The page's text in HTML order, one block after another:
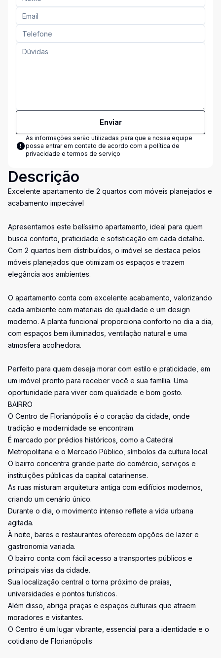
Enviar
As informações serão utilizadas para que a nossa equipe
possa entrar em contato de acordo com a política de
privacidade e termos de serviço
Descrição
Excelente apartamento de 2 quartos com móveis planejados e
acabamento impecável
Apresentamos este belíssimo apartamento, ideal para quem
busca conforto, praticidade e sofisticação em cada detalhe.
Com 2 quartos bem distribuídos, o imóvel se destaca pelos
móveis planejados que otimizam os espaços e trazem
elegância aos ambientes.
O apartamento conta com excelente acabamento, valorizando
cada ambiente com materiais de qualidade e um design
moderno. A planta funcional proporciona conforto no dia a dia,
com espaços bem iluminados, ventilação natural e uma
atmosfera acolhedora.
Perfeito para quem deseja morar com estilo e praticidade, em
um imóvel pronto para receber você e sua família. Uma
oportunidade para viver com qualidade e bom gosto.
BAIRRO
O Centro de Florianópolis é o coração da cidade, onde
tradição e modernidade se encontram.
É marcado por prédios históricos, como a Catedral
Metropolitana e o Mercado Público, símbolos da cultura local.
O bairro concentra grande parte do comércio, serviços e
instituições públicas da capital catarinense.
As ruas misturam arquitetura antiga com edifícios modernos,
criando um cenário único.
Durante o dia, o movimento intenso reflete a vida urbana
agitada.
À noite, bares e restaurantes oferecem opções de lazer e
gastronomia variada.
O bairro conta com fácil acesso a transportes públicos e
principais vias da cidade.
Sua localização central o torna próximo de praias,
universidades e pontos turísticos.
Além disso, abriga praças e espaços culturais que atraem
moradores e visitantes.
O Centro é um lugar vibrante, essencial para a identidade e o
cotidiano de Florianópolis